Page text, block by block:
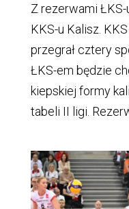
Z rezerwami ŁKS-
KKS-u Kalisz.
przegrał cztery
ŁKS-em będzie
kiepskiej formy
tabeli II ligi.